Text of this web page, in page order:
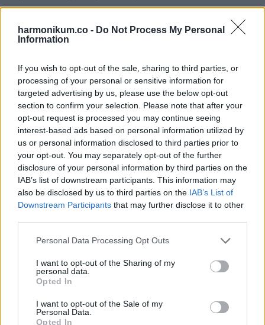
harmonikum.co - Do Not Process My Personal
Information
If you wish to opt-out of the sale, sharing to third parties, or
processing of your personal or sensitive information for
targeted advertising by us, please use the below opt-out
section to confirm your selection. Please note that after your
opt-out request is processed you may continue seeing
interest-based ads based on personal information utilized by
us or personal information disclosed to third parties prior to
your opt-out. You may separately opt-out of the further
disclosure of your personal information by third parties on the
IAB’s list of downstream participants. This information may
also be disclosed by us to third parties on the IAB’s List of
Downstream Participants that may further disclose it to other
Please note that this website/app uses one or more Google
not limited to your visit or usage behaviour. You may click to
grant or deny consent to Google and its third-party tags to
use your data for below specified purposes in below Google
consent section.
Personal Data Processing Opt Outs
I want to opt-out of the Sharing of my
personal data.
Opted In
I want to opt-out of the Sale of my
Personal Data.
Opted In
barátaid is tudjanak róla!
Fentiek információs célt szolgálnak, nem minősülnek orvosi
javaslatnak! Diagnózist kizárólag orvos állíthat fel!
Betegség esetén fordulj orvoshoz, az orvosi kezelést
semmilyen más eljárás nem helyettesítheti! Jó egészséget
kívánunk!
Oszd meg ezt a posztot:
via
Email
ELŐZŐ POSZT